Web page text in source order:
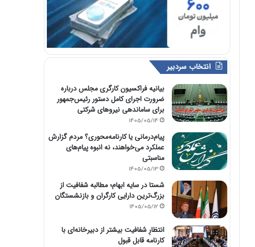
انتخاب سردبیر
بیانیه فراکسیون کارگری مجلس درباره
ضرورت اجرای کامل دستور رئیس‌جمهور
برای ساماندهی نیروهای شرکتی
1405/05/14
پیام‌درمانی یا کارنامه‌محوری؟ مردم گزارش
عملکرد می‌خواهند، نه انبوه پیام‌های
مناسبتی
1405/05/13
شستا در سایه ابهام؛ مطالبه شفافیت از
بزرگ‌ترین دارایی کارگران و بازنشستگان
1405/05/12
انتظارِ شفافیت بیشتر از دبیرخانه‌ای با
کارنامه قابل قبول